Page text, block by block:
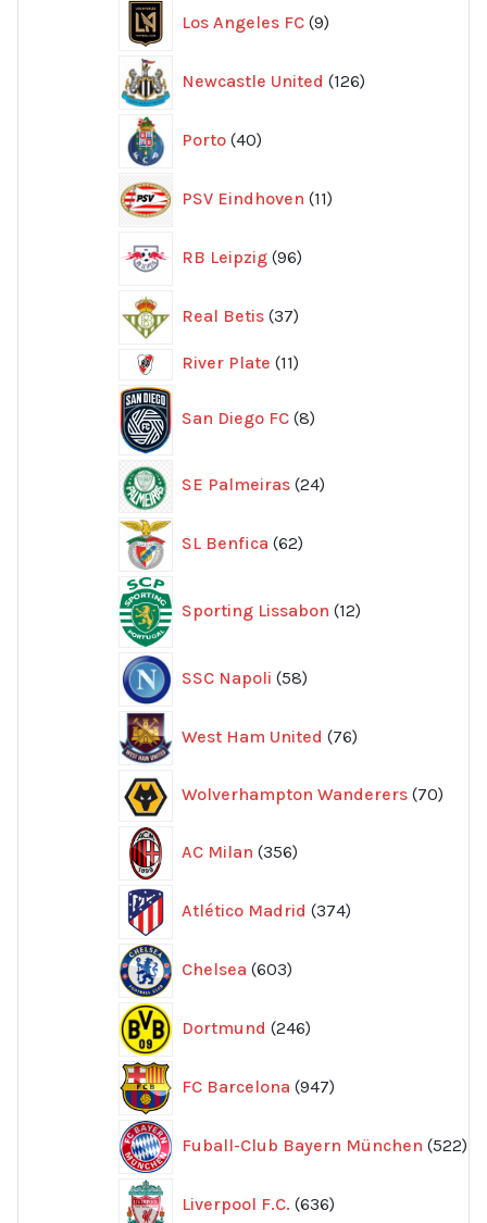
Los Angeles FC 9
produkter
Newcastle United 126
produkter
Porto 40
produkter
PSV Eindhoven 11
produkter
RB Leipzig 96
produkter
Real Betis 37
produkter
River Plate 1111
San Diego FC 8produkter
SE Palmeiras 24
produkter
SL Benfica 62
produkter
Sporting Lissabon 12produkter
SSC Napoli 58
produkter
West Ham United 76
produkter
Wolverhampton Wanderers 70
AC Milan 356
produkter
Atlético Madrid 374
produkter
Chelsea 603
produkter
Dortmund 246
produkter
FC Barcelona 947
produkter
Fuball-Club Bayern München 522
Liverpool F.C. 636
produkter